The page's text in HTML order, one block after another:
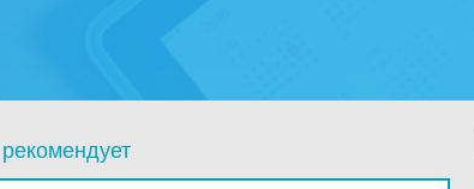
рекомендует